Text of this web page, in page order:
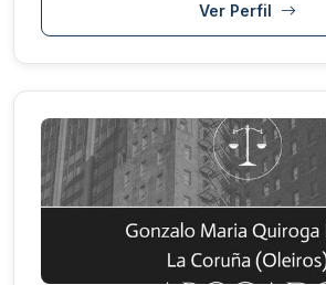
Ver Perfil